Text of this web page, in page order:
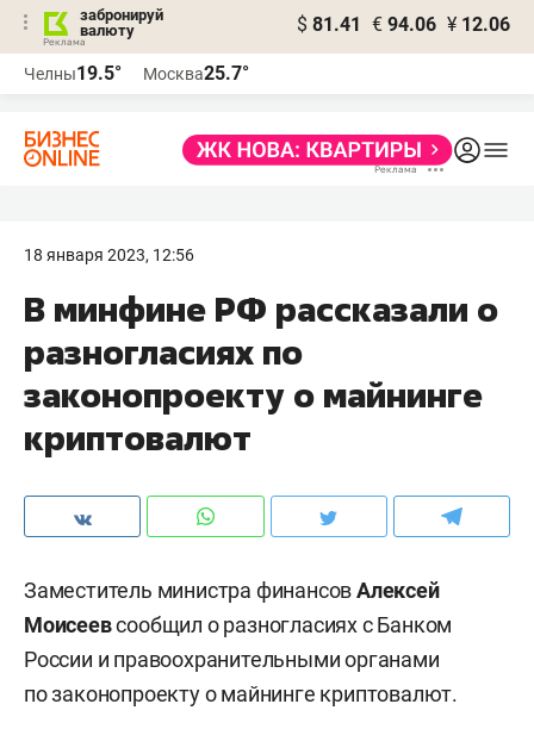
забронируй
валюту
$ 81.41 € 94.06 ¥ 12.06
Челны19.5° Москва25.7°
18 января 2023, 12:56
В минфине РФ рассказали о
разногласиях по
законопроекту о майнинге
криптовалют
Заместитель министра финансовАлексей
Моисеевсообщил о разногласиях с Банком
России и правоохранительными органами
по законопроекту о майнинге криптовалют.